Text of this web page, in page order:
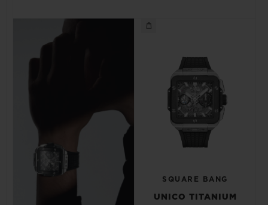
SQUARE BANG
UNICO TITANIUM